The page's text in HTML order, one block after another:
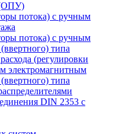
(ОПУ)
потока) с ручным
потока) с ручным
типа
(регулировки
электромагнитным
типа
DIN 2353 с